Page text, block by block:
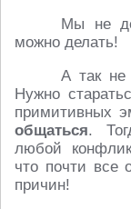
Мы не
можно делать!
А так не
Нужно
примитивных
общаться.
любой
что почти все
причин!